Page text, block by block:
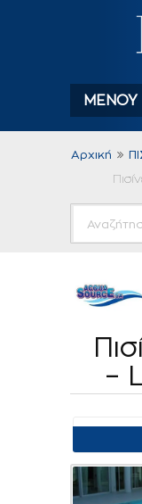
ΜΕΝΟΎ
Αρχική
–